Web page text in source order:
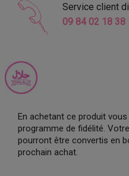
Service client
09 84 02 18 38
En achetant ce produit vous
programme de fidélité.
pourront être convertis en
prochain achat.